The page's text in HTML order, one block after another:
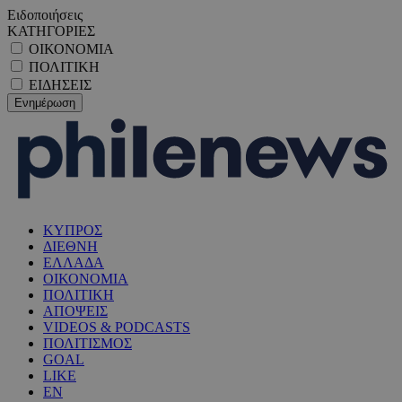
Ειδοποιήσεις
ΚΑΤΗΓΟΡΙΕΣ
ΟΙΚΟΝΟΜΙΑ
ΠΟΛΙΤΙΚΗ
ΕΙΔΗΣΕΙΣ
ΚΥΠΡΟΣ
ΔΙΕΘΝΗ
ΕΛΛΑΔΑ
ΟΙΚΟΝΟΜΙΑ
ΠΟΛΙΤΙΚΗ
ΑΠΟΨΕΙΣ
VIDEOS & PODCASTS
ΠΟΛΙΤΙΣΜΟΣ
GOAL
LIKE
EN